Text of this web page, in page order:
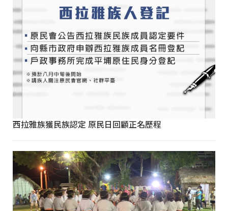
西拉雅族獲民族認定 原民日回顧正名歷程